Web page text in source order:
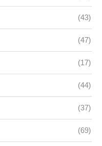
(43)
(47)
(17)
(44)
(37)
(69)